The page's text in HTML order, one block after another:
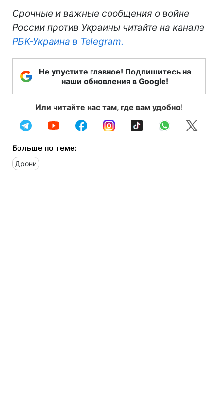
Срочные и важные сообщения о войне
России против Украины читайте на канале
РБК-Украина в Telegram.
Не упустите главное! Подпишитесь на
наши обновления в Google!
Или читайте нас там, где вам удобно!
Больше по теме:
Дрони